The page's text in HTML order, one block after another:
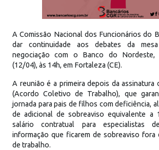
A Comissão Nacional dos Funcionários do
dar continuidade aos debates da
negociação com o Banco do Nordeste,
(12/04), às 14h, em Fortaleza (CE).
A reunião é a primeira depois da assinatura
(Acordo Coletivo de Trabalho), que
jornada para pais de filhos com deficiência,
de adicional de sobreaviso equivalente a
salário contratual para especialistas
informação que ficarem de sobreaviso fora
de trabalho.